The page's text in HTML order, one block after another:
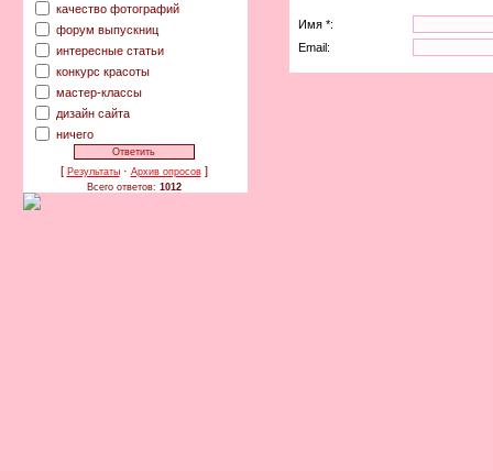
качество фотографий
форум выпускниц
интересные статьи
конкурс красоты
мастер-классы
дизайн сайта
ничего
[ Результаты· Архив опросов]
Всего ответов: 1012
Имя *:
Email: